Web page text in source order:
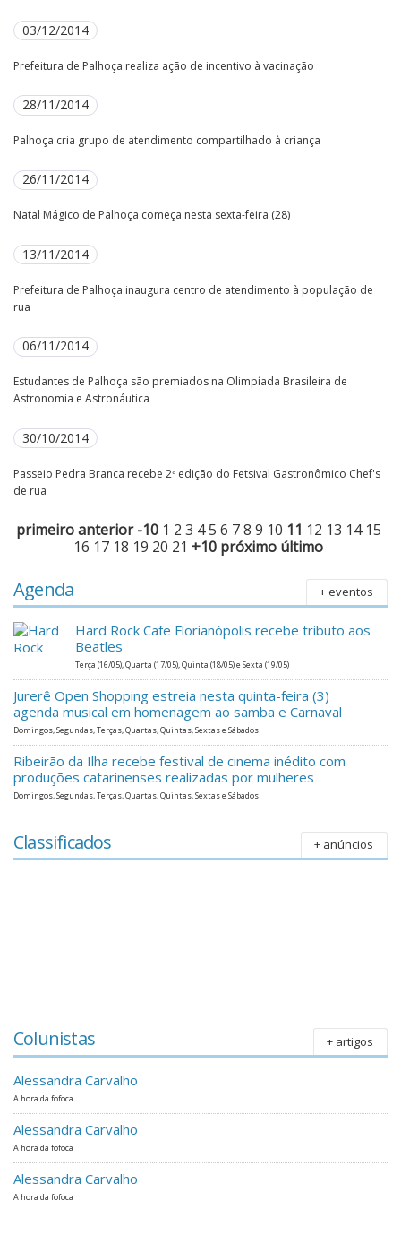
03/12/2014
Prefeitura de Palhoça realiza ação de incentivo à vacinação
28/11/2014
Palhoça cria grupo de atendimento compartilhado à criança
26/11/2014
Natal Mágico de Palhoça começa nesta sexta-feira (28)
13/11/2014
Prefeitura de Palhoça inaugura centro de atendimento à população de
rua
06/11/2014
Estudantes de Palhoça são premiados na Olimpíada Brasileira de
Astronomia e Astronáutica
30/10/2014
Passeio Pedra Branca recebe 2ª edição do Fetsival Gastronômico Chef's
de rua
primeiro anterior -10 1 2 3 4 5 6 7 8 9 10 11 12 13 14 15
16 17 18 19 20 21 +10 próximo último
Agenda + eventos
Hard Rock Cafe Florianópolis recebe tributo aos
Beatles
Terça (16/05), Quarta (17/05), Quinta (18/05) e Sexta (19/05)
Jurerê Open Shopping estreia nesta quinta-feira (3)
agenda musical em homenagem ao samba e Carnaval
Domingos, Segundas, Terças, Quartas, Quintas, Sextas e Sábados
Ribeirão da Ilha recebe festival de cinema inédito com
produções catarinenses realizadas por mulheres
Domingos, Segundas, Terças, Quartas, Quintas, Sextas e Sábados
Classificados + anúncios
Colunistas + artigos
Alessandra Carvalho
A hora da fofoca
Alessandra Carvalho
A hora da fofoca
Alessandra Carvalho
A hora da fofoca